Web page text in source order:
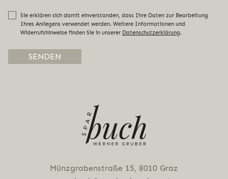
Sie erklären sich damit einverstanden, dass Ihre Daten zur Bearbeitung
Ihres Anliegens verwendet werden. Weitere Informationen und
Widerrufshinweise finden Sie in unserer Datenschutzerklärung.
Münz­gra­ben­stra­ße 15, 8010 Graz